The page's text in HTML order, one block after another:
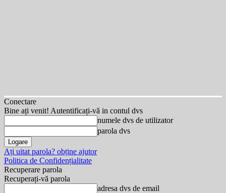
Conectare
Bine ați venit! Autentificați-vă in contul dvs
numele dvs de utilizator
parola dvs
Ați uitat parola? obține ajutor
Politica de Confidențialitate
Recuperare parola
Recuperați-vă parola
adresa dvs de email